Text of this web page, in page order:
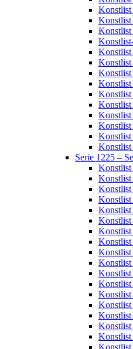
Konstlist
Konstlist
Konstlist
Konstlist
Konstlist
Konstlist
Konstlist
Konstlist
Konstlist
Konstlist
Konstlist
Konstlist
Konstlist
Serie 1225 –
Konstlist
Konstlist
Konstlist
Konstlist
Konstlist
Konstlist
Konstlist
Konstlist
Konstlist
Konstlist
Konstlist
Konstlist
Konstlist
Konstlist
Konstlist
Konstlist
Konstlist
Konstlist